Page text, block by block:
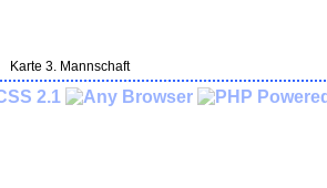
Karte 3. Mannschaft